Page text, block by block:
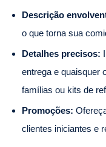
Descrição
o que torna sua
Detalhes precisos:
entrega e quaisquer
famílias ou kits de
Promoções:
clientes iniciantes e